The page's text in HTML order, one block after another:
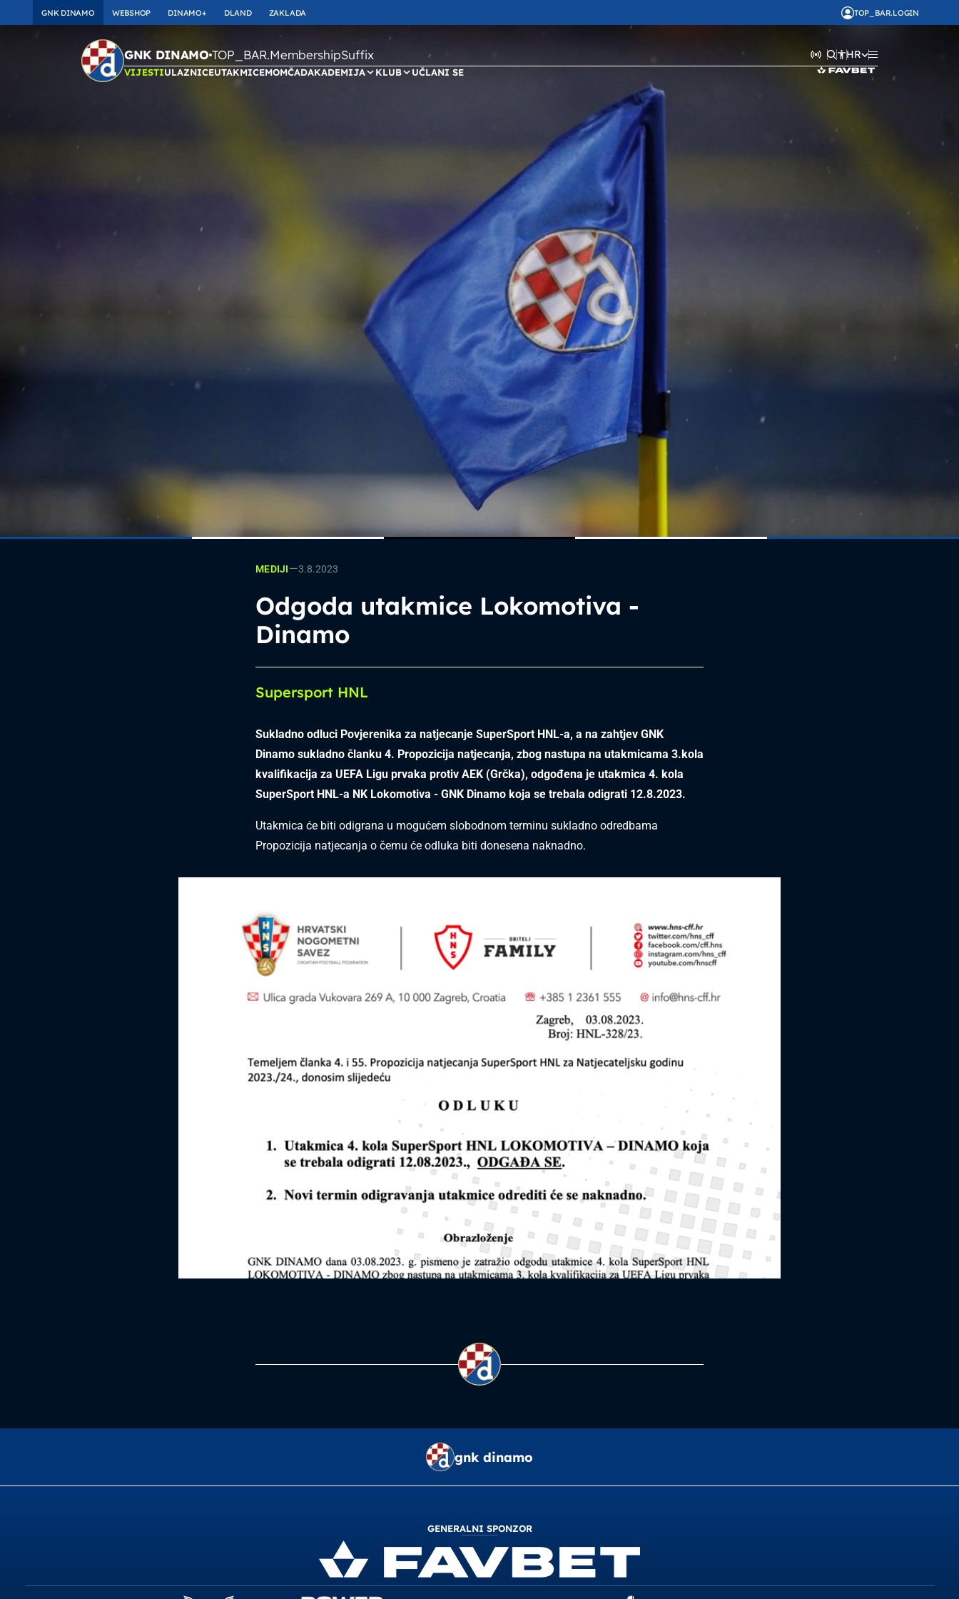
GNK DINAMO WEBSHOP DINAMO+ DLAND ZAKLADA TOP_BAR.LOGIN
GNK DINAMO TOP_BAR.MembershipSuffix HR
VIJESTIULAZNICEUTAKMICEMOMČADAKADEMIJA KLUB UČLANI SE
MEDIJI—3.8.2023
Odgoda utakmice Lokomotiva -
Dinamo
Supersport HNL
Sukladno odluci Povjerenika za natjecanje SuperSport HNL-a, a na zahtjev GNK
Dinamo sukladno članku 4. Propozicija natjecanja, zbog nastupa na utakmicama 3.kola
kvalifikacija za UEFA Ligu prvaka protiv AEK (Grčka), odgođena je utakmica 4. kola
SuperSport HNL-a NK Lokomotiva - GNK Dinamo koja se trebala odigrati 12.8.2023.
Utakmica će biti odigrana u mogućem slobodnom terminu sukladno odredbama
Propozicija natjecanja o čemu će odluka biti donesena naknadno.
gnk dinamo
GENERALNI SPONZOR